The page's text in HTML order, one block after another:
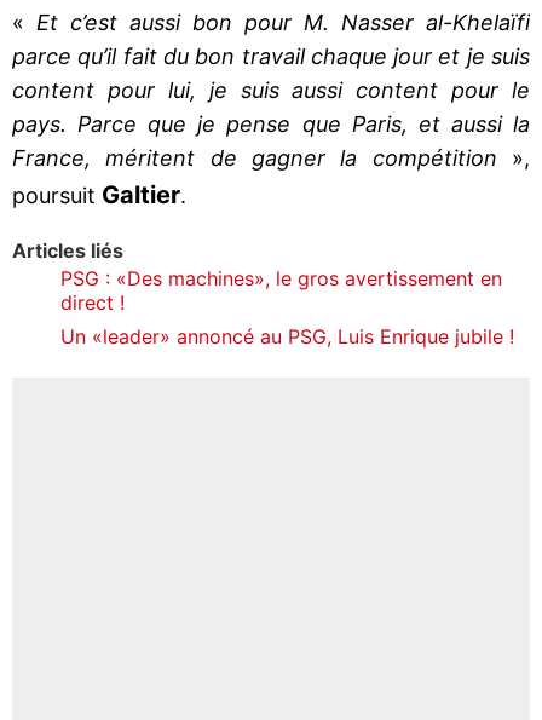
« Et c’est aussi bon pour M. Nasser al-Khelaïfi
parce qu’il fait du bon travail chaque jour et je suis
content pour lui, je suis aussi content pour le
pays. Parce que je pense que Paris, et aussi la
France, méritent de gagner la compétition »,
poursuit Galtier.
Articles liés
PSG : «Des machines», le gros avertissement en
direct !
Un «leader» annoncé au PSG, Luis Enrique jubile !